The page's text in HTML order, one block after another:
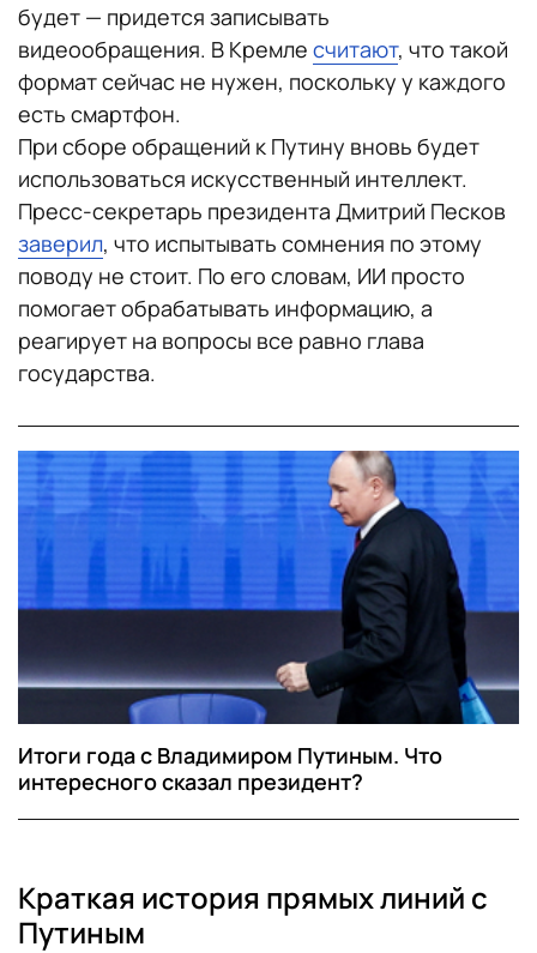
будет — придется записывать
видеообращения. В Кремле считают, что такой
формат сейчас не нужен, поскольку у каждого
есть смартфон.
При сборе обращений к Путину вновь будет
использоваться искусственный интеллект.
Пресс-секретарь президента Дмитрий Песков
заверил, что испытывать сомнения по этому
поводу не стоит. По его словам, ИИ просто
помогает обрабатывать информацию, а
реагирует на вопросы все равно глава
государства.
Итоги года с Владимиром Путиным. Что
интересного сказал президент?
Краткая история прямых линий с
Путиным